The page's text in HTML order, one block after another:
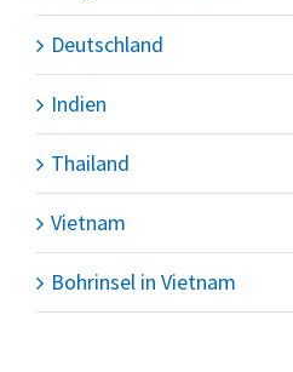
Deutschland
Indien
Thailand
Vietnam
Bohrinsel in Vietnam